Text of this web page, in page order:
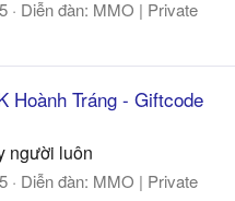
Diễn đàn: MMO | Private
Hoành Tráng - Giftcode
người luôn
Diễn đàn: MMO | Private